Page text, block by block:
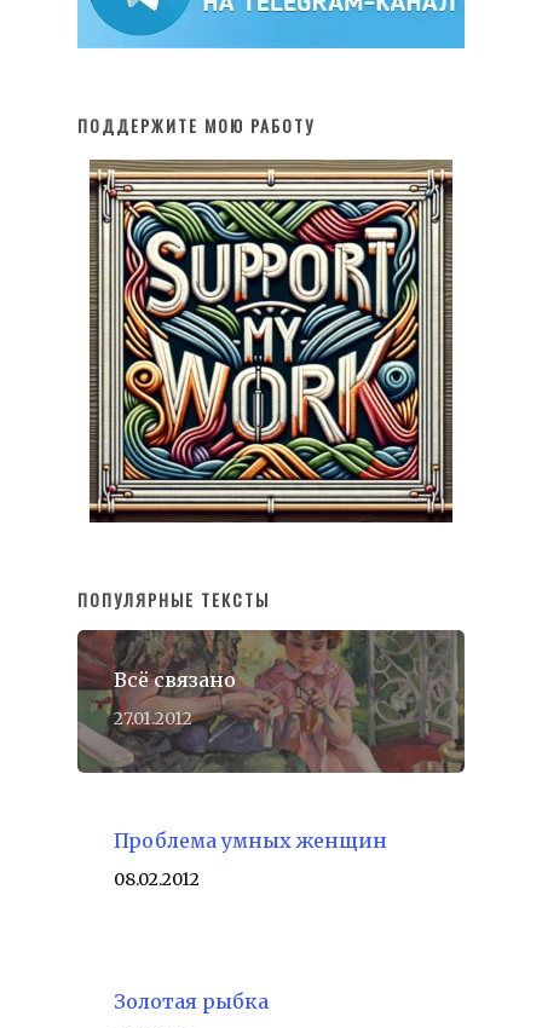
ПОДДЕРЖИТЕ МОЮ РАБОТУ
ПОПУЛЯРНЫЕ ТЕКСТЫ
Всё связано
27.01.2012
Проблема умных женщин
08.02.2012
Золотая рыбка